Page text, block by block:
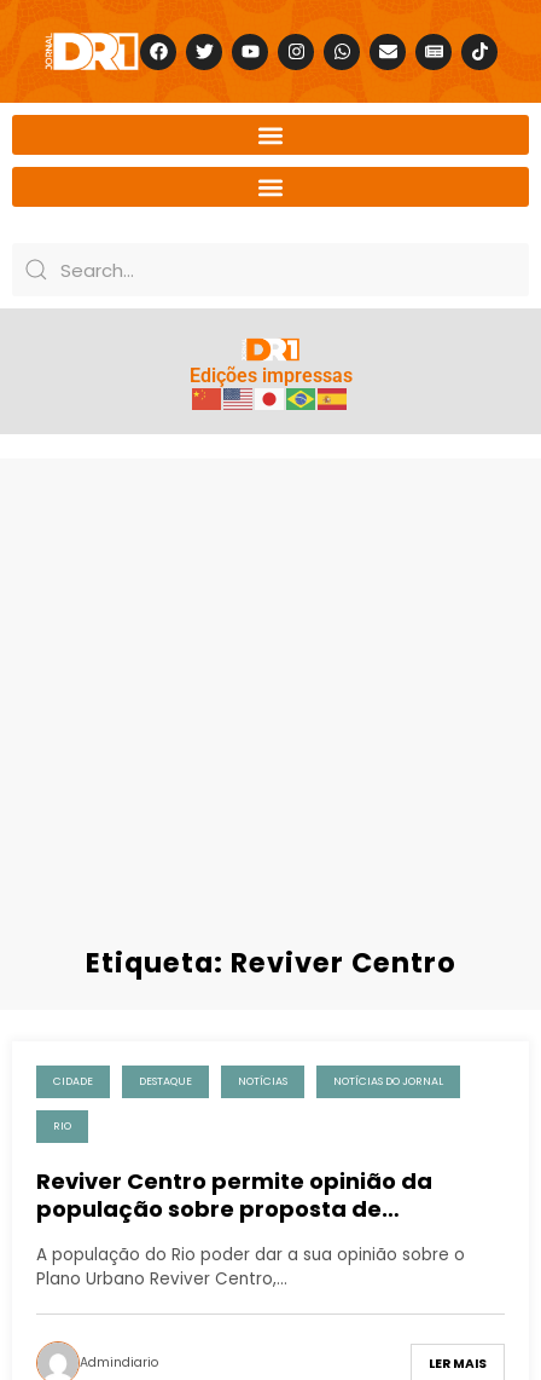
Edições impressas
Etiqueta: Reviver Centro
CIDADE DESTAQUE NOTÍCIAS NOTÍCIAS DO JORNAL
RIO
Reviver Centro permite opinião da
população sobre proposta de
A população do Rio poder dar a sua opinião sobre o
Plano Urbano Reviver Centro,…
Admindiario LER MAIS